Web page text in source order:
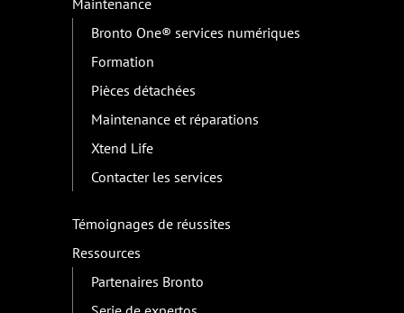
Bronto One® services numériques
Formation
Pièces détachées
Maintenance et réparations
Xtend Life
Contacter les services
Témoignages de réussites
Ressources
Partenaires Bronto